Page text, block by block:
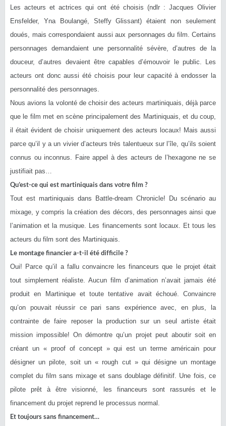
Les acteurs et actrices qui ont été choisis (ndlr : Jacques Olivier
Ensfelder, Yna Boulangé, Steffy Glissant) étaient non seulement
doués, mais correspondaient aussi aux personnages du film. Certains
personnages demandaient une personnalité sévère, d’autres de la
douceur, d’autres devaient être capables d’émouvoir le public. Les
acteurs ont donc aussi été choisis pour leur capacité à endosser la
personnalité des personnages.
Nous avions la volonté de choisir des acteurs martiniquais, déjà parce
que le film met en scène principalement des Martiniquais, et du coup,
il était évident de choisir uniquement des acteurs locaux! Mais aussi
parce qu’il y a un vivier d’acteurs très talentueux sur l’île, qu’ils soient
connus ou inconnus. Faire appel à des acteurs de l’hexagone ne se
justifiait pas…
Qu’est-ce qui est martiniquais dans votre film ?
Tout est martiniquais dans Battle-dream Chronicle! Du scénario au
mixage, y compris la création des décors, des personnages ainsi que
l’animation et la musique. Les financements sont locaux. Et tous les
acteurs du film sont des Martiniquais.
Le montage financier a-t-il été difficile ?
Oui! Parce qu’il a fallu convaincre les financeurs que le projet était
tout simplement réaliste. Aucun film d’animation n’avait jamais été
produit en Martinique et toute tentative avait échoué. Convaincre
qu’on pouvait réussir ce pari sans expérience avec, en plus, la
contrainte de faire reposer la production sur un seul artiste était
mission impossible! On démontre qu’un projet peut aboutir soit en
créant un « proof of concept » qui est un terme américain pour
désigner un pilote, soit un « rough cut » qui désigne un montage
complet du film sans mixage et sans doublage définitif. Une fois, ce
pilote prêt à être visionné, les financeurs sont rassurés et le
financement du projet reprend le processus normal.
Et toujours sans financement…